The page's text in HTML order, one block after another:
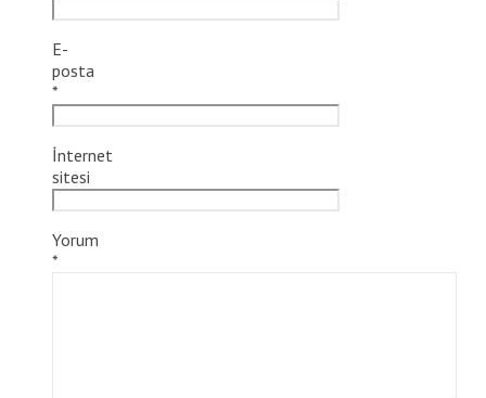
E-
posta
*
İnternet
sitesi
Yorum
*